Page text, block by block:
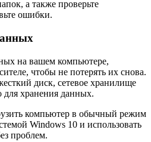
а также проверьте
ошибки.
на вашем компьютере,
чтобы не потерять их снова.
диск, сетевое хранилище
для хранения данных.
компьютер в обычный режим
Windows 10 и использовать
проблем.